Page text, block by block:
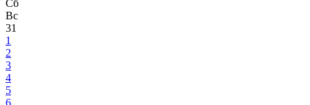
Сб
Вс
31
1
2
3
4
5